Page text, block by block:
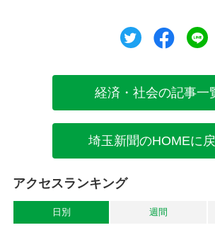
ツイートシェア
経済・社会の記事一
埼玉新聞のHOMEに
アクセスランキング
日別 週間